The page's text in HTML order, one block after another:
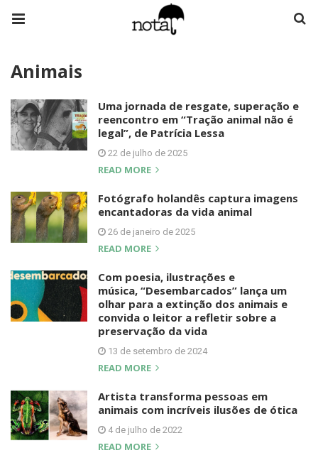
Animais
Uma jornada de resgate, superação e
reencontro em “Tração animal não é
legal”, de Patrícia Lessa
22 de julho de 2025
READ MORE
Fotógrafo holandês captura imagens
encantadoras da vida animal
26 de janeiro de 2025
READ MORE
Com poesia, ilustrações e
música, “Desembarcados” lança um
olhar para a extinção dos animais e
convida o leitor a refletir sobre a
preservação da vida
13 de setembro de 2024
READ MORE
Artista transforma pessoas em
animais com incríveis ilusões de ótica
4 de julho de 2022
READ MORE